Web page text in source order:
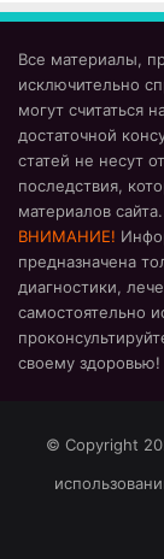
Все материалы,
исключительно
могут считаться
достаточной
статей не несут
последствия,
материалов сайта.
ВНИМАНИЕ!
предназначена
диагностики,
самостоятельно
своему здоровью!
© Copyright